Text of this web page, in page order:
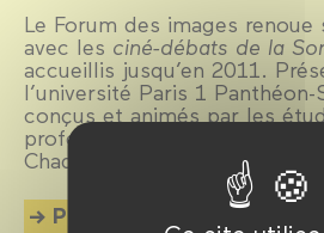
Le Forum des images renoue
avec les ciné-débats de la
accueillis jusqu’en 2011.
l’université Paris 1
conçus et animés par les
professionnel scénario-
Chaque année, un thème
Plus d'info